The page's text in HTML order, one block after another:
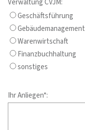
Verwaltung CVJM:
Geschäftsführung
Gebäudemanagement
Warenwirtschaft
Finanzbuchhaltung
sonstiges
Ihr Anliegen*: